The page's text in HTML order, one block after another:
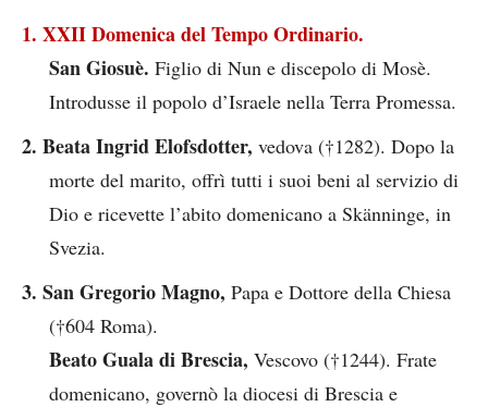
1. XXII Domenica del Tempo Ordinario.
San Giosuè. Figlio di Nun e discepolo di Mosè.
Introdusse il popolo d’Israele nella Terra Promessa.
2. Beata Ingrid Elofsdotter, vedova (†1282). Dopo la
morte del marito, offrì tutti i suoi beni al servizio di
Dio e ricevette l’abito domenicano a Skänninge, in
Svezia.
3. San Gregorio Magno, Papa e Dottore della Chiesa
(†604 Roma).
Beato Guala di Brescia, Vescovo (†1244). Frate
domenicano, governò la diocesi di Brescia e